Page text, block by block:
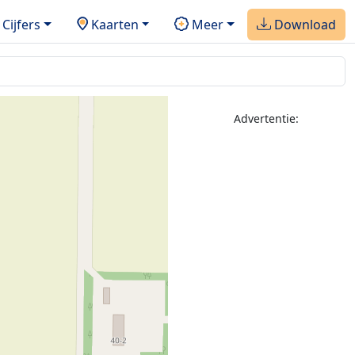
Cijfers Kaarten Meer Download
Advertentie: